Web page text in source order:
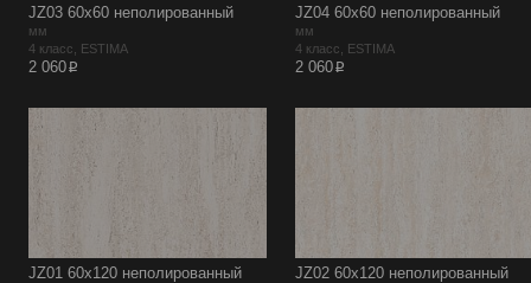
JZ03 60х60 неполированный
мм
4 класс, ESTIMA
2 060p
JZ04 60х60 неполированный
мм
4 класс, ESTIMA
2 060p
JZ01 60х120 неполированный JZ02 60х120 неполированный